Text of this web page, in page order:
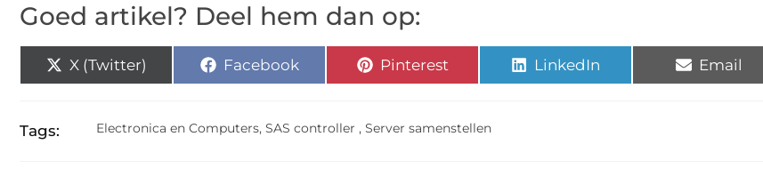
Goed artikel? Deel hem dan op:
X (Twitter) Facebook Pinterest LinkedIn Email
Tags: Electronica en Computers, SAS controller , Server samenstellen